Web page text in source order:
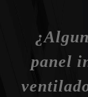
panel